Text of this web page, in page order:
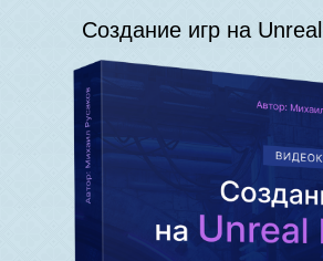
Создание игр на